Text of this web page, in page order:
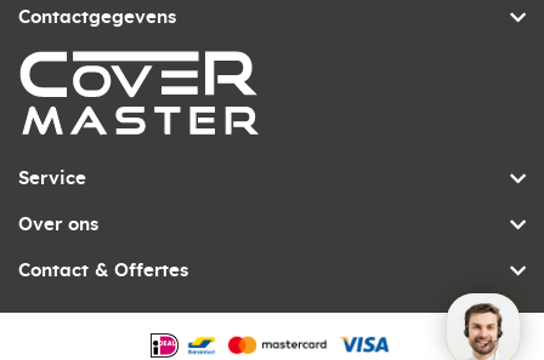
Contactgegevens
Service
Over ons
Contact & Offertes